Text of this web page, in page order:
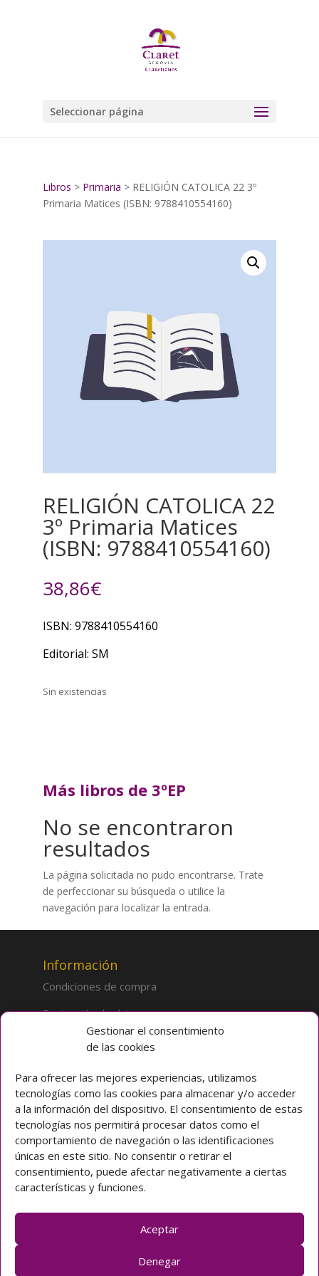
Gestionar el consentimiento
de las cookies
Para ofrecer las mejores experiencias, utilizamos
tecnologías como las cookies para almacenar y/o acceder
a la información del dispositivo. El consentimiento de estas
tecnologías nos permitirá procesar datos como el
comportamiento de navegación o las identificaciones
únicas en este sitio. No consentir o retirar el
consentimiento, puede afectar negativamente a ciertas
características y funciones.
Aceptar
Denegar
Seleccionar página
Libros > Primaria > RELIGIÓN CATOLICA 22 3º
Primaria Matices (ISBN: 9788410554160)
RELIGIÓN CATOLICA 22
3º Primaria Matices
(ISBN: 9788410554160)
38,86€
ISBN: 9788410554160
Editorial: SM
Sin existencias
Más libros de 3ºEP
No se encontraron
resultados
La página solicitada no pudo encontrarse. Trate
de perfeccionar su búsqueda o utilice la
navegación para localizar la entrada.
Información
Condiciones de compra
Protección de datos
Sobre la tienda
Inicio
Mi cuenta
Preguntas frecuentes
Colegio CLARET
Avda. Padre Claret 3 40003 Segovia (ESPAÑA)
Teléfono: [+34] 921 42 03 00
Email: colegio@claretsegovia.es